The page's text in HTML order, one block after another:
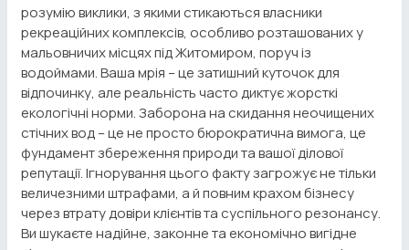
розумію виклики, з якими стикаються власники
рекреаційних комплексів, особливо розташованих у
мальовничих місцях під Житомиром, поруч із
водоймами. Ваша мрія – це затишний куточок для
відпочинку, але реальність часто диктує жорсткі
екологічні норми. Заборона на скидання неочищених
стічних вод – це не просто бюрократична вимога, це
фундамент збереження природи та вашої ділової
репутації. Ігнорування цього факту загрожує не тільки
величезними штрафами, а й повним крахом бізнесу
через втрату довіри клієнтів та суспільного резонансу.
Ви шукаєте надійне, законне та економічно вигідне